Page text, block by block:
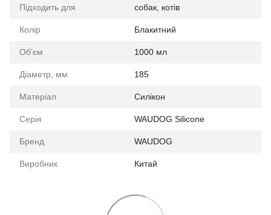
Підходить для собак, котів
Колір Блакитний
Обʼєм 1000 мл
Діаметр, мм 185
Матеріал Силікон
Серія WAUDOG Silicone
Бренд WAUDOG
Виробник Китай